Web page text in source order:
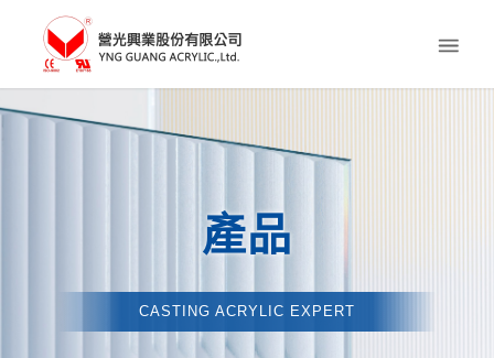
產品
CASTING ACRYLIC EXPERT